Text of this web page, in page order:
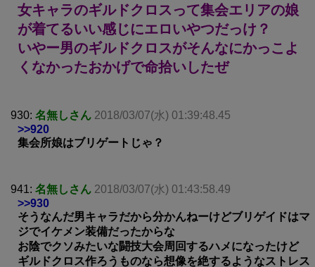
女キャラのギルドクロスって集会エリアの娘
が着てるいい感じにエロいやつだっけ？
いやー男のギルドクロスがそんなにかっこよ
くなかったおかげで命拾いしたぜ
930: 名無しさん 2018/03/07(水) 01:39:48.45
>>920
集会所娘はブリゲートじゃ？
941: 名無しさん 2018/03/07(水) 01:43:58.49
>>930
そうなんだ男キャラだから分かんねーけどブリゲイドはマ
ジでイケメン装備だったからな
お陰でクソみたいな闘技大会周回するハメになったけど
ギルドクロス作ろうものなら想像を絶するようなストレス